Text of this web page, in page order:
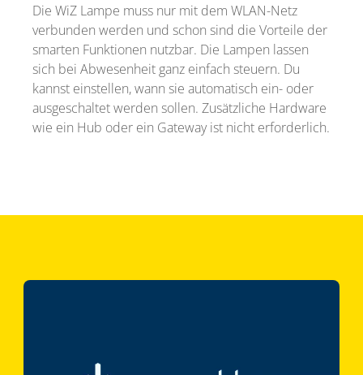
Die WiZ Lampe muss nur mit dem WLAN-Netz
verbunden werden und schon sind die Vorteile der
smarten Funktionen nutzbar. Die Lampen lassen
sich bei Abwesenheit ganz einfach steuern. Du
kannst einstellen, wann sie automatisch ein- oder
ausgeschaltet werden sollen. Zusätzliche Hardware
wie ein Hub oder ein Gateway ist nicht erforderlich.